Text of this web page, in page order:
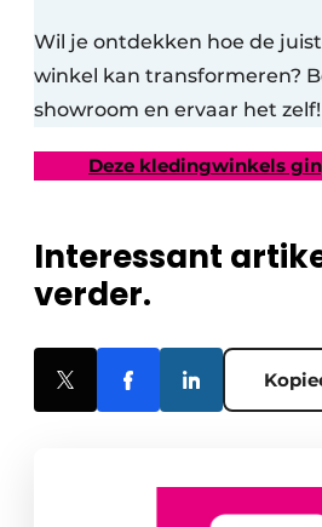
Wil je ontdekken hoe de
winkel kan transformeren?
showroom en ervaar het zelf!
Deze kledingwinkels
Interessant
verder.